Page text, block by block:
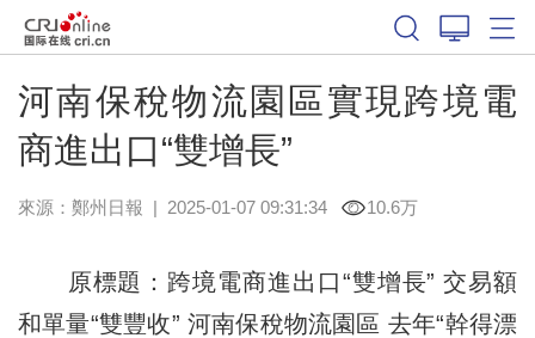
河南保稅物流園區實現跨境電
商進出口“雙增長”
來源： 鄭州日報 | 2025-01-07 09:31:34 10.6万
原標題：跨境電商進出口“雙增長” 交易額
和單量“雙豐收” 河南保稅物流園區 去年“幹得漂